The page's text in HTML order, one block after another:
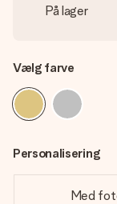
På lager
Vælg farve
Personalisering
Med